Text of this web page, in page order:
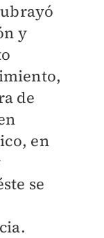
y
de
en
se